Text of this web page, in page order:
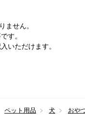
ません。
す。
いただけます。
ペット用品 犬 おや